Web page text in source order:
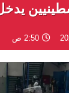
2:50 ص